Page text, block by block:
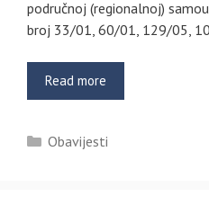
područnoj (regionalnoj)
broj 33/01, 60/01, 129/05,
Read more
Kategorije
Obavijesti